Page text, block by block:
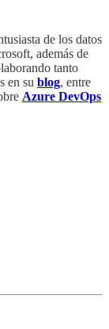
de los datos
además de
tanto
en su blog, entre
Azure DevOps